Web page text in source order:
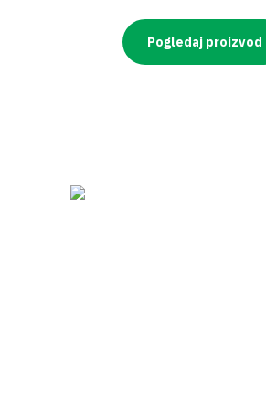
Pogledaj proizvod